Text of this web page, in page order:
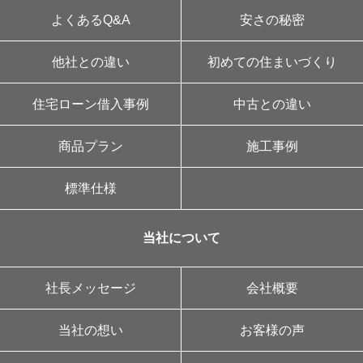
よくあるQ&A 安さの秘密
他社との違い 初めての住まいづくり
住宅ローン借入事例 中古との違い
商品プラン 施工事例
標準仕様
当社について
社長メッセージ 会社概要
当社の想い お客様の声